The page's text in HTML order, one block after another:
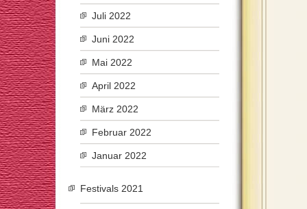
Juli 2022
Juni 2022
Mai 2022
April 2022
März 2022
Februar 2022
Januar 2022
Festivals 2021